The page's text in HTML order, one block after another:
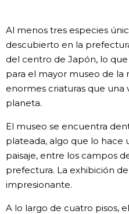
Avisos
Al menos tres especies
descubierto en la
del centro de Japón, lo
para el mayor museo de la
enormes criaturas que
planeta.
El museo se encuentra
plateada, algo que lo
paisaje, entre los campos
prefectura. La exhibición
impresionante.
A lo largo de cuatro pisos,